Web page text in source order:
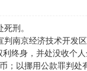
刑。
南京经济技术开发
终身，并处没收个
；以挪用公款罪判处